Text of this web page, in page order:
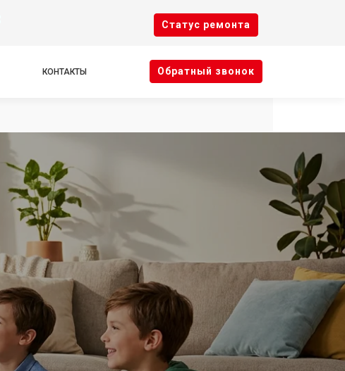
Cтатус ремонта
КОНТАКТЫ Oбратный звонок